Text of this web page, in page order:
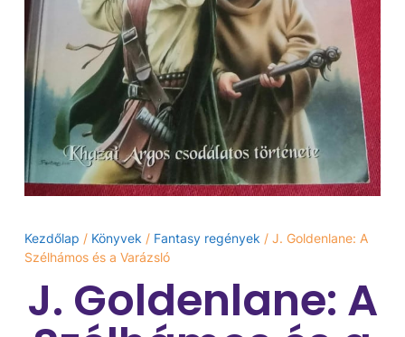
Kezdőlap / Könyvek / Fantasy regények / J. Goldenlane: A
Szélhámos és a Varázsló
J. Goldenlane: A